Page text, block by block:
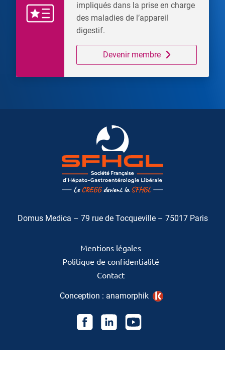
impliqués dans la prise en charge
des maladies de l’appareil
digestif.
Devenir membre
Domus Medica – 79 rue de Tocqueville – 75017 Paris
Mentions légales
Politique de confidentialité
Contact
Conception : anamorphik